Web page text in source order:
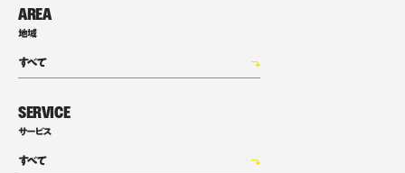
AREA
地域
SERVICE
サービス